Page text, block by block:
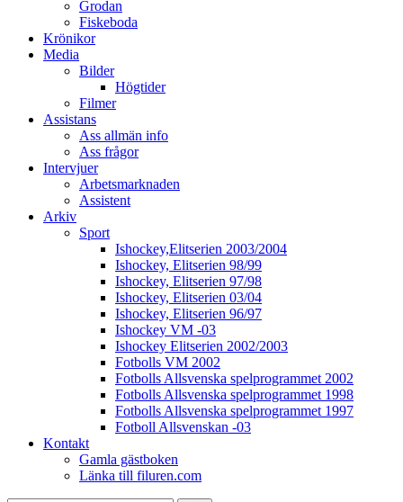
Grodan
Fiskeboda
Krönikor
Media
Bilder
Högtider
Filmer
Assistans
Ass allmän info
Ass frågor
Intervjuer
Arbetsmarknaden
Assistent
Arkiv
Sport
Ishockey,Elitserien 2003/2004
Ishockey, Elitserien 98/99
Ishockey, Elitserien 97/98
Ishockey, Elitserien 03/04
Ishockey, Elitserien 96/97
Ishockey VM -03
Ishockey Elitserien 2002/2003
Fotbolls VM 2002
Fotbolls Allsvenska spelprogrammet 2002
Fotbolls Allsvenska spelprogrammet 1998
Fotbolls Allsvenska spelprogrammet 1997
Fotboll Allsvenskan -03
Kontakt
Gamla gästboken
Länka till filuren.com